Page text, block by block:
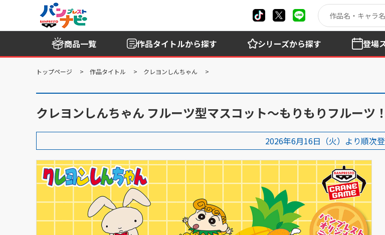
商品一覧 作品タイトルから探す シリーズから探す 登場
トップページ 作品タイトル クレヨンしんちゃん
クレヨンしんちゃん フルーツ型マスコット～もりもりフルーツ
2026年6月16日（火）より順次